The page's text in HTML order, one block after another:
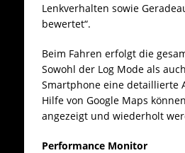
Lenkverhalten sowie
bewertet“.
Beim Fahren erfolgt die
Sowohl der Log Mode als
Smartphone eine detaillierte
Hilfe von Google Maps
angezeigt und wiederholt
Performance Monitor